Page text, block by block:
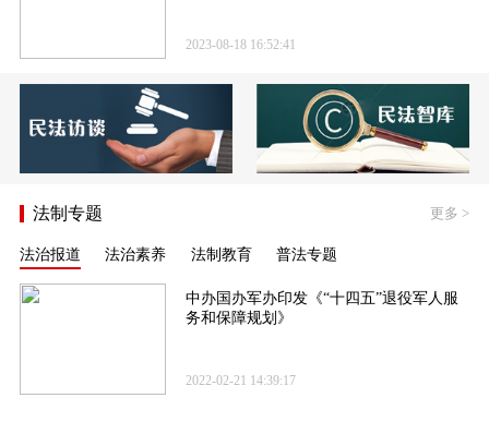
2023-08-18 16:52:41
法制专题 更多 >
法治报道 法治素养 法制教育 普法专题
中办国办军办印发《“十四五”退役军人服
务和保障规划》
2022-02-21 14:39:17